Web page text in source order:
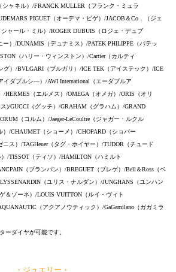
ャネル）/FRANCK MULLER（フランク・ミュラ
PIGUET（オーデマ・ピゲ）/JACOB＆Co．（ジェ
ャール・ミル）/ROGER DUBUIS（ロジェ・デュブ
ー）/DUNAMIS（デュナミス）/PATEK PHILIPPE（パテッ
（ハリー・ウィンストン）/Cartier（カルティ
グ）/BVLGARI（ブルガリ）/ICE TEK（アイステック）/ICE
イダブルシ―）/AWI International（エーダブルア
/HERMES（エルメス）/OMEGA（オメガ）/ORIS（オリ
)/GUCCI（グッチ）/GRAHAM（グラハム）/GRAND
（コルム）/Jaeger-LeCoultre（ジャガー・ルクル
）/CHAUMET（ショーメ）/CHOPARD（ショパー
ス）/TAGHeuer（タグ・ホイヤー）/TUDOR（チュード
/TISSOT（ティソ）/HAMILTON（ハミルト
（ブランパン）/BREGUET（ブレゲ）/Bell＆Ross（ベ
（ユリス・ナルダン）/JUNGHANS（ユンハン
＆ゾーネ）/LOUIS VUITTON（ルイ・ヴィト
（アクアノウティック）/GaGamilano（ガガミラ
ーダイヤが可能です。
・ジュエリー・